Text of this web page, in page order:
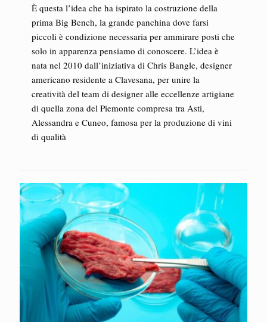
È questa l’idea che ha ispirato la costruzione della
prima Big Bench, la grande panchina dove farsi
piccoli è condizione necessaria per ammirare posti che
solo in apparenza pensiamo di conoscere. L’idea è
nata nel 2010 dall’iniziativa di Chris Bangle, designer
americano residente a Clavesana, per unire la
creatività del team di designer alle eccellenze artigiane
di quella zona del Piemonte compresa tra Asti,
Alessandra e Cuneo, famosa per la produzione di vini
di qualità